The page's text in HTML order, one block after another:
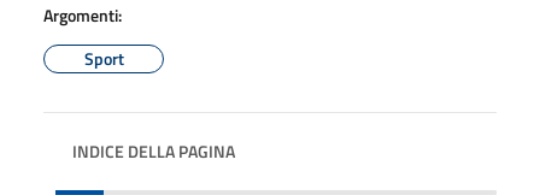
Argomenti:
Sport
INDICE DELLA PAGINA